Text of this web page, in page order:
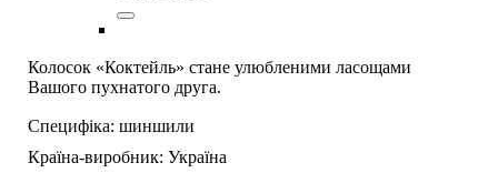
Колосок «Коктейль» стане улюбленими ласощами
Вашого пухнатого друга.
Специфіка: шиншили
Країна-виробник: Україна